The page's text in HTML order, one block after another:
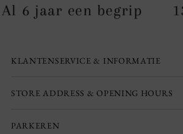
1300m2 mode
KLANTENSERVICE & INFORMATIE
STORE ADDRESS & OPENING HOURS
PARKEREN